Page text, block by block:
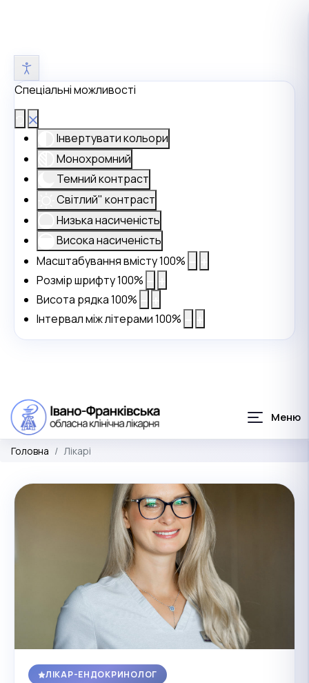
Спеціальні можливості
Інвертувати кольори
Монохромний
Темний контраст
Світлий" контраст
Низька насиченість
Висока насиченість
Масштабування вмісту100%
Розмір шрифту100%
Висота рядка100%
Інтервал між літерами100%
Головна Лікарі
ЛІКАР-ЕНДОКРИНОЛОГ